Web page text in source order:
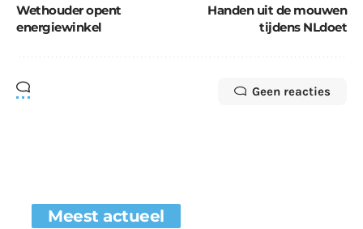
Wethouder opent
energiewinkel
Handen uit de mouwen
tijdens NLdoet
Geen reacties
Meest actueel